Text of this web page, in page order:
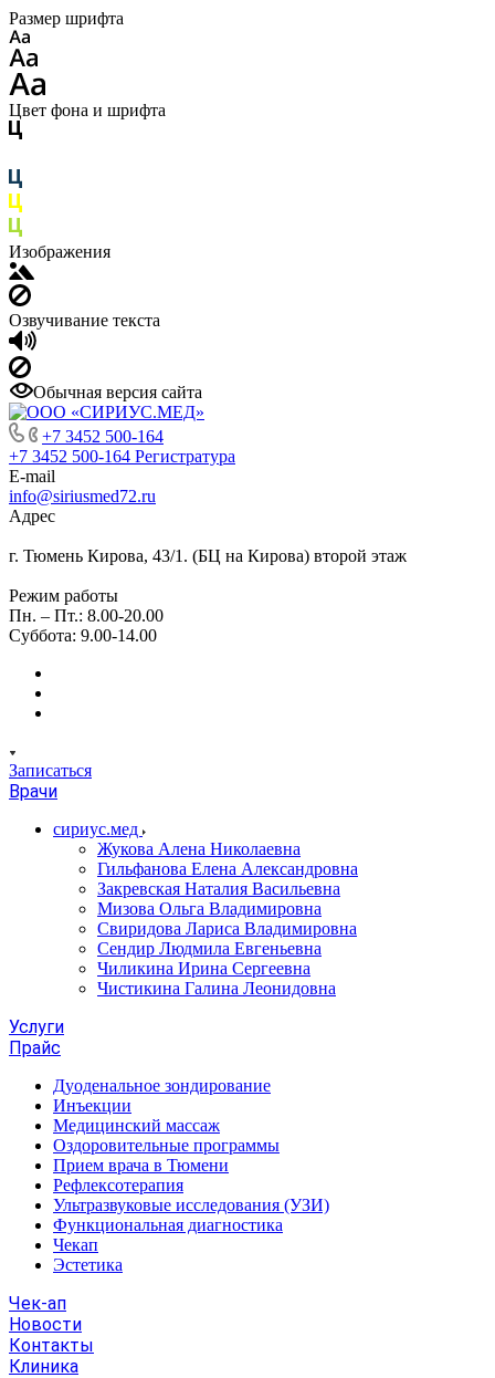
Размер шрифта
Цвет фона и шрифта
Изображения
Озвучивание текста
Обычная версия сайта
+7 3452 500-164
+7 3452 500-164 Регистратура
E-mail
info@siriusmed72.ru
Адрес
г. Тюмень Кирова, 43/1. (БЦ на Кирова) второй этаж
Режим работы
Пн. – Пт.: 8.00-20.00
Суббота: 9.00-14.00
Записаться
Врачи
сириус.мед
Жукова Алена Николаевна
Гильфанова Елена Александровна
Закревская Наталия Васильевна
Мизова Ольга Владимировна
Свиридова Лариса Владимировна
Сендир Людмила Евгеньевна
Чиликина Ирина Сергеевна
Чистикина Галина Леонидовна
Услуги
Прайс
Дуоденальное зондирование
Инъекции
Медицинский массаж
Оздоровительные программы
Прием врача в Тюмени
Рефлексотерапия
Ультразвуковые исследования (УЗИ)
Функциональная диагностика
Чекап
Эстетика
Чек-ап
Новости
Контакты
Клиника